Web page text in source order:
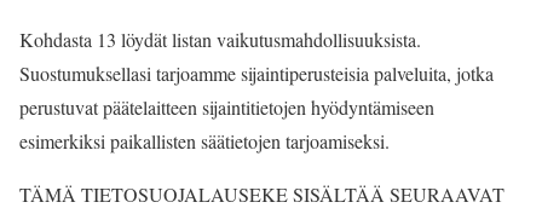
Kohdasta 13 löydät listan vaikutusmahdollisuuksista.
Suostumuksellasi tarjoamme sijaintiperusteisia palveluita, jotka
perustuvat päätelaitteen sijaintitietojen hyödyntämiseen
esimerkiksi paikallisten säätietojen tarjoamiseksi.
TÄMÄ TIETOSUOJALAUSEKE SISÄLTÄÄ SEURAAVAT